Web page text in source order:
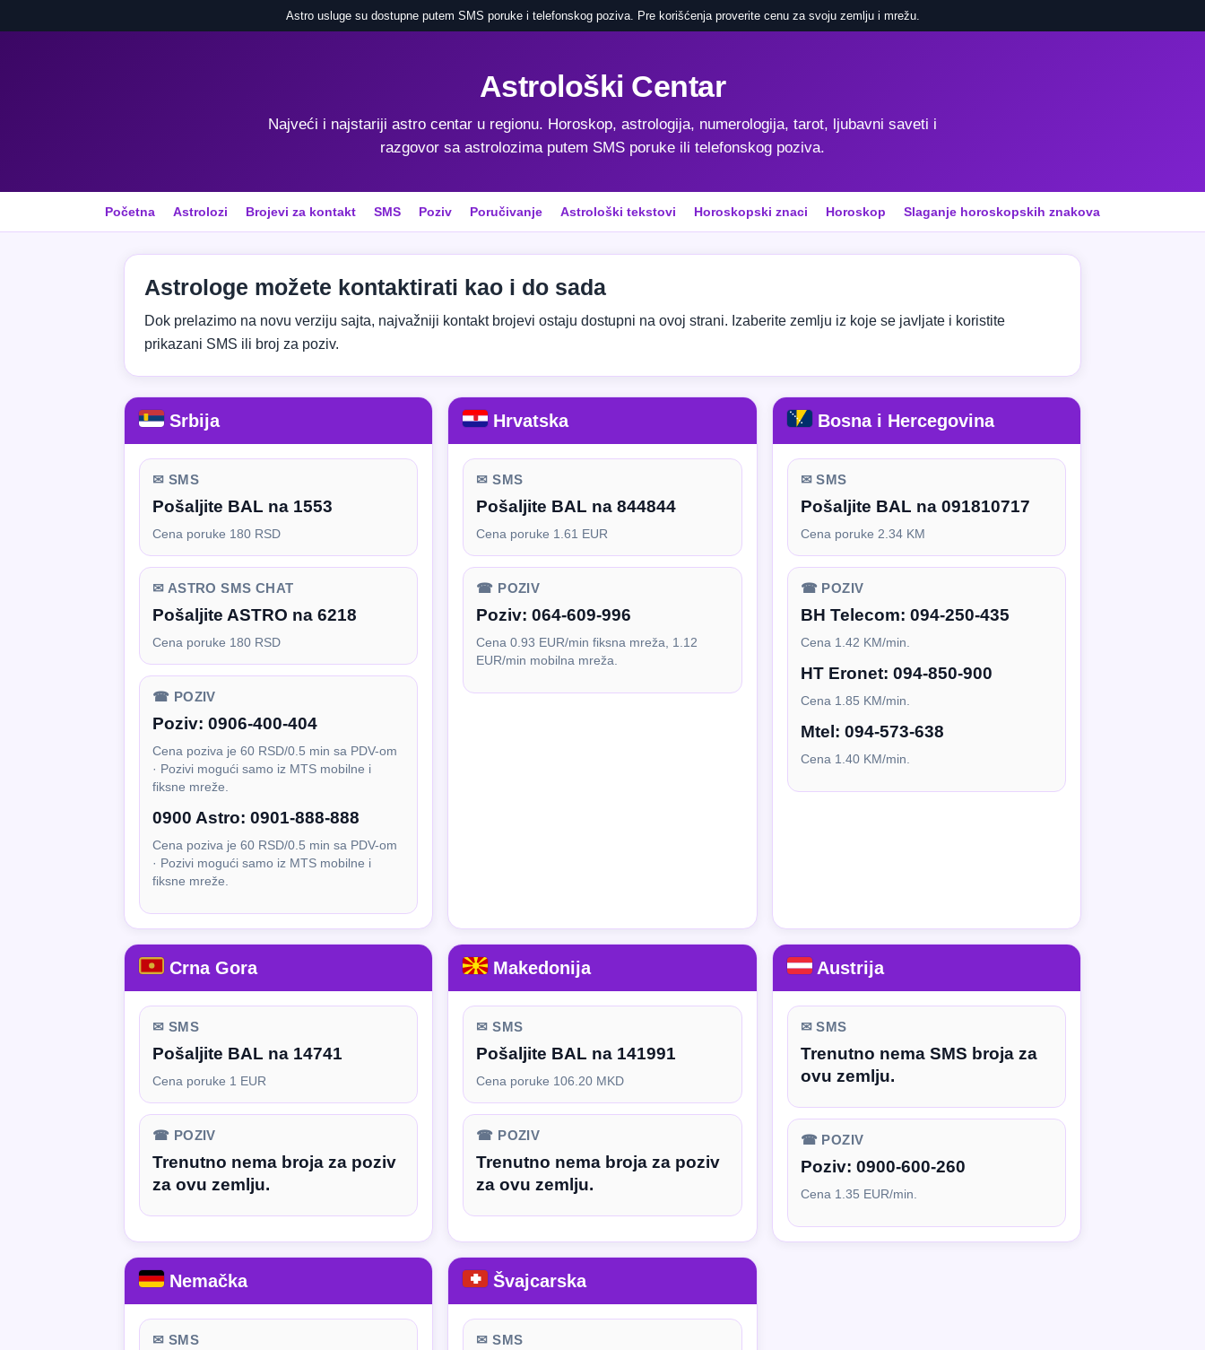
Astro usluge su dostupne putem SMS poruke i telefonskog poziva. Pre korišćenja proverite cenu za svoju zemlju i mrežu.
Astrološki Centar
Najveći i najstariji astro centar u regionu. Horoskop, astrologija, numerologija, tarot, ljubavni saveti i
razgovor sa astrolozima putem SMS poruke ili telefonskog poziva.
Početna Astrolozi Brojevi za kontakt SMS Poziv Poručivanje Astrološki tekstovi Horoskopski znaci Horoskop Slaganje horoskopskih znakova
Astrologe možete kontaktirati kao i do sada
Dok prelazimo na novu verziju sajta, najvažniji kontakt brojevi ostaju dostupni na ovoj strani. Izaberite zemlju iz koje se javljate i koristite
prikazani SMS ili broj za poziv.
Srbija
✉ SMS
Pošaljite BAL na 1553
Cena poruke 180 RSD
✉ ASTRO SMS CHAT
Pošaljite ASTRO na 6218
Cena poruke 180 RSD
☎ POZIV
Poziv: 0906-400-404
Cena poziva je 60 RSD/0.5 min sa PDV-om
· Pozivi mogući samo iz MTS mobilne i
fiksne mreže.
0900 Astro: 0901-888-888
Cena poziva je 60 RSD/0.5 min sa PDV-om
· Pozivi mogući samo iz MTS mobilne i
fiksne mreže.
Hrvatska
✉ SMS
Pošaljite BAL na 844844
Cena poruke 1.61 EUR
☎ POZIV
Poziv:064-609-996
Cena 0.93 EUR/min fiksna mreža, 1.12
EUR/min mobilna mreža.
Bosna i Hercegovina
✉ SMS
Pošaljite BAL na 091810717
Cena poruke 2.34 KM
☎ POZIV
BH Telecom: 094-250-435
Cena 1.42 KM/min.
HT Eronet: 094-850-900
Cena 1.85 KM/min.
Mtel: 094-573-638
Cena 1.40 KM/min.
Crna Gora
✉ SMS
Pošaljite BAL na 14741
Cena poruke 1 EUR
☎ POZIV
Trenutno nema broja za poziv
za ovu zemlju.
Makedonija
✉ SMS
Pošaljite BAL na 141991
Cena poruke 106.20 MKD
☎ POZIV
Trenutno nema broja za poziv
za ovu zemlju.
Austrija
✉ SMS
Trenutno nema SMS broja za
ovu zemlju.
☎ POZIV
Poziv: 0900-600-260
Cena 1.35 EUR/min.
Nemačka
✉ SMS
Švajcarska
✉ SMS